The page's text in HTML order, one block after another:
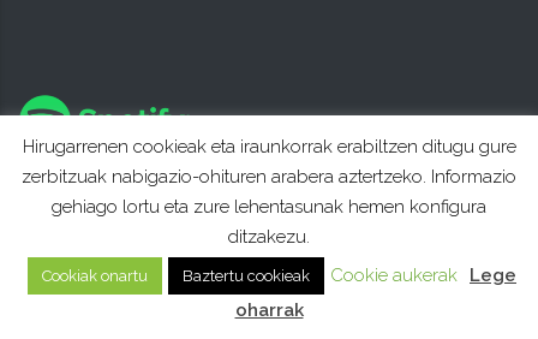
Hirugarrenen cookieak eta iraunkorrak erabiltzen ditugu gure
zerbitzuak nabigazio-ohituren arabera aztertzeko. Informazio
gehiago lortu eta zure lehentasunak hemen konfigura
ditzakezu.
Cookiak onartu Baztertu cookieak Cookie aukerak
Lege
oharrak